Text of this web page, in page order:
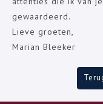
gewaardeerd.
Lieve groeten,
Marian Bleeker